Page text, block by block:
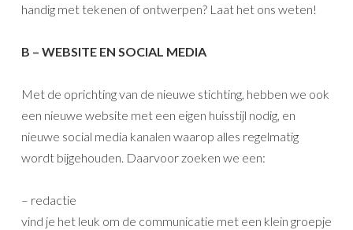
handig met tekenen of ontwerpen? Laat het ons weten!
B – WEBSITE EN SOCIAL MEDIA
Met de oprichting van de nieuwe stichting, hebben we ook
een nieuwe website met een eigen huisstijl nodig, en
nieuwe social media kanalen waarop alles regelmatig
wordt bijgehouden. Daarvoor zoeken we een:
– redactie
vind je het leuk om de communicatie met een klein groepje